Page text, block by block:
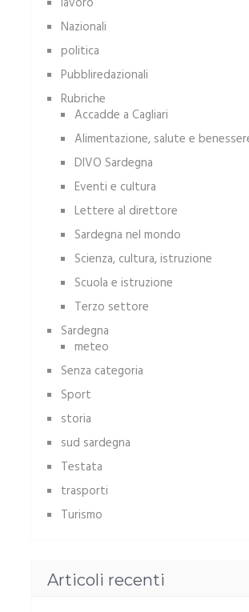
Nazionali
politica
Pubbliredazionali
Rubriche
Accadde a Cagliari
Alimentazione, salute e
DIVO Sardegna
Eventi e cultura
Lettere al direttore
Sardegna nel mondo
Scienza, cultura, istruzione
Scuola e istruzione
Terzo settore
Sardegna
meteo
Senza categoria
Sport
storia
sud sardegna
Testata
trasporti
Turismo
Articoli recenti